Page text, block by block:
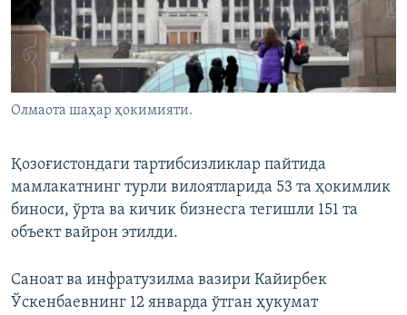
Олмаота шаҳар ҳокимияти.
Қозоғистондаги тартибсизликлар пайтида
мамлакатнинг турли вилоятларида 53 та ҳокимлик
биноси, ўрта ва кичик бизнесга тегишли 151 та
объект вайрон этилди.
Саноат ва инфратузилма вазири Кайирбек
Ўскенбаевнинг 12 январда ўтган ҳукумат